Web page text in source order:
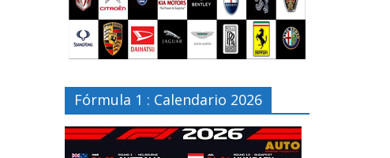
Fórmula 1 : Calendario 2026